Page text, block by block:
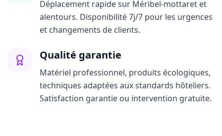
Déplacement rapide sur Méribel-mottaret et
alentours. Disponibilité 7j/7 pour les urgences
et changements de clients.
Qualité garantie
Matériel professionnel, produits écologiques,
techniques adaptées aux standards hôteliers.
Satisfaction garantie ou intervention gratuite.